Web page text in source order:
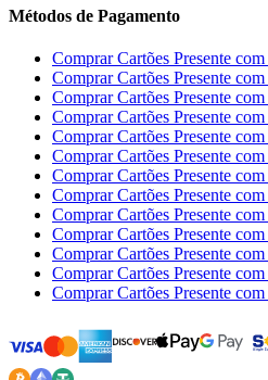
Métodos de Pagamento
Comprar Cartões Presente
Comprar Cartões Presente
Comprar Cartões Presente
Comprar Cartões Presente
Comprar Cartões Presente
Comprar Cartões Presente
Comprar Cartões Presente
Comprar Cartões Presente
Comprar Cartões Presente
Comprar Cartões Presente
Comprar Cartões Presente
Comprar Cartões Presente
Comprar Cartões Presente